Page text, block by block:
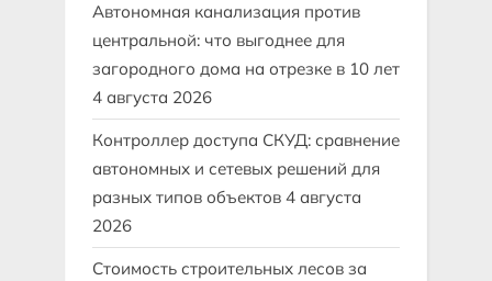
Автономная канализация против
центральной: что выгоднее для
загородного дома на отрезке в 10 лет
4 августа 2026
Контроллер доступа СКУД: сравнение
автономных и сетевых решений для
разных типов объектов 4 августа
2026
Стоимость строительных лесов за